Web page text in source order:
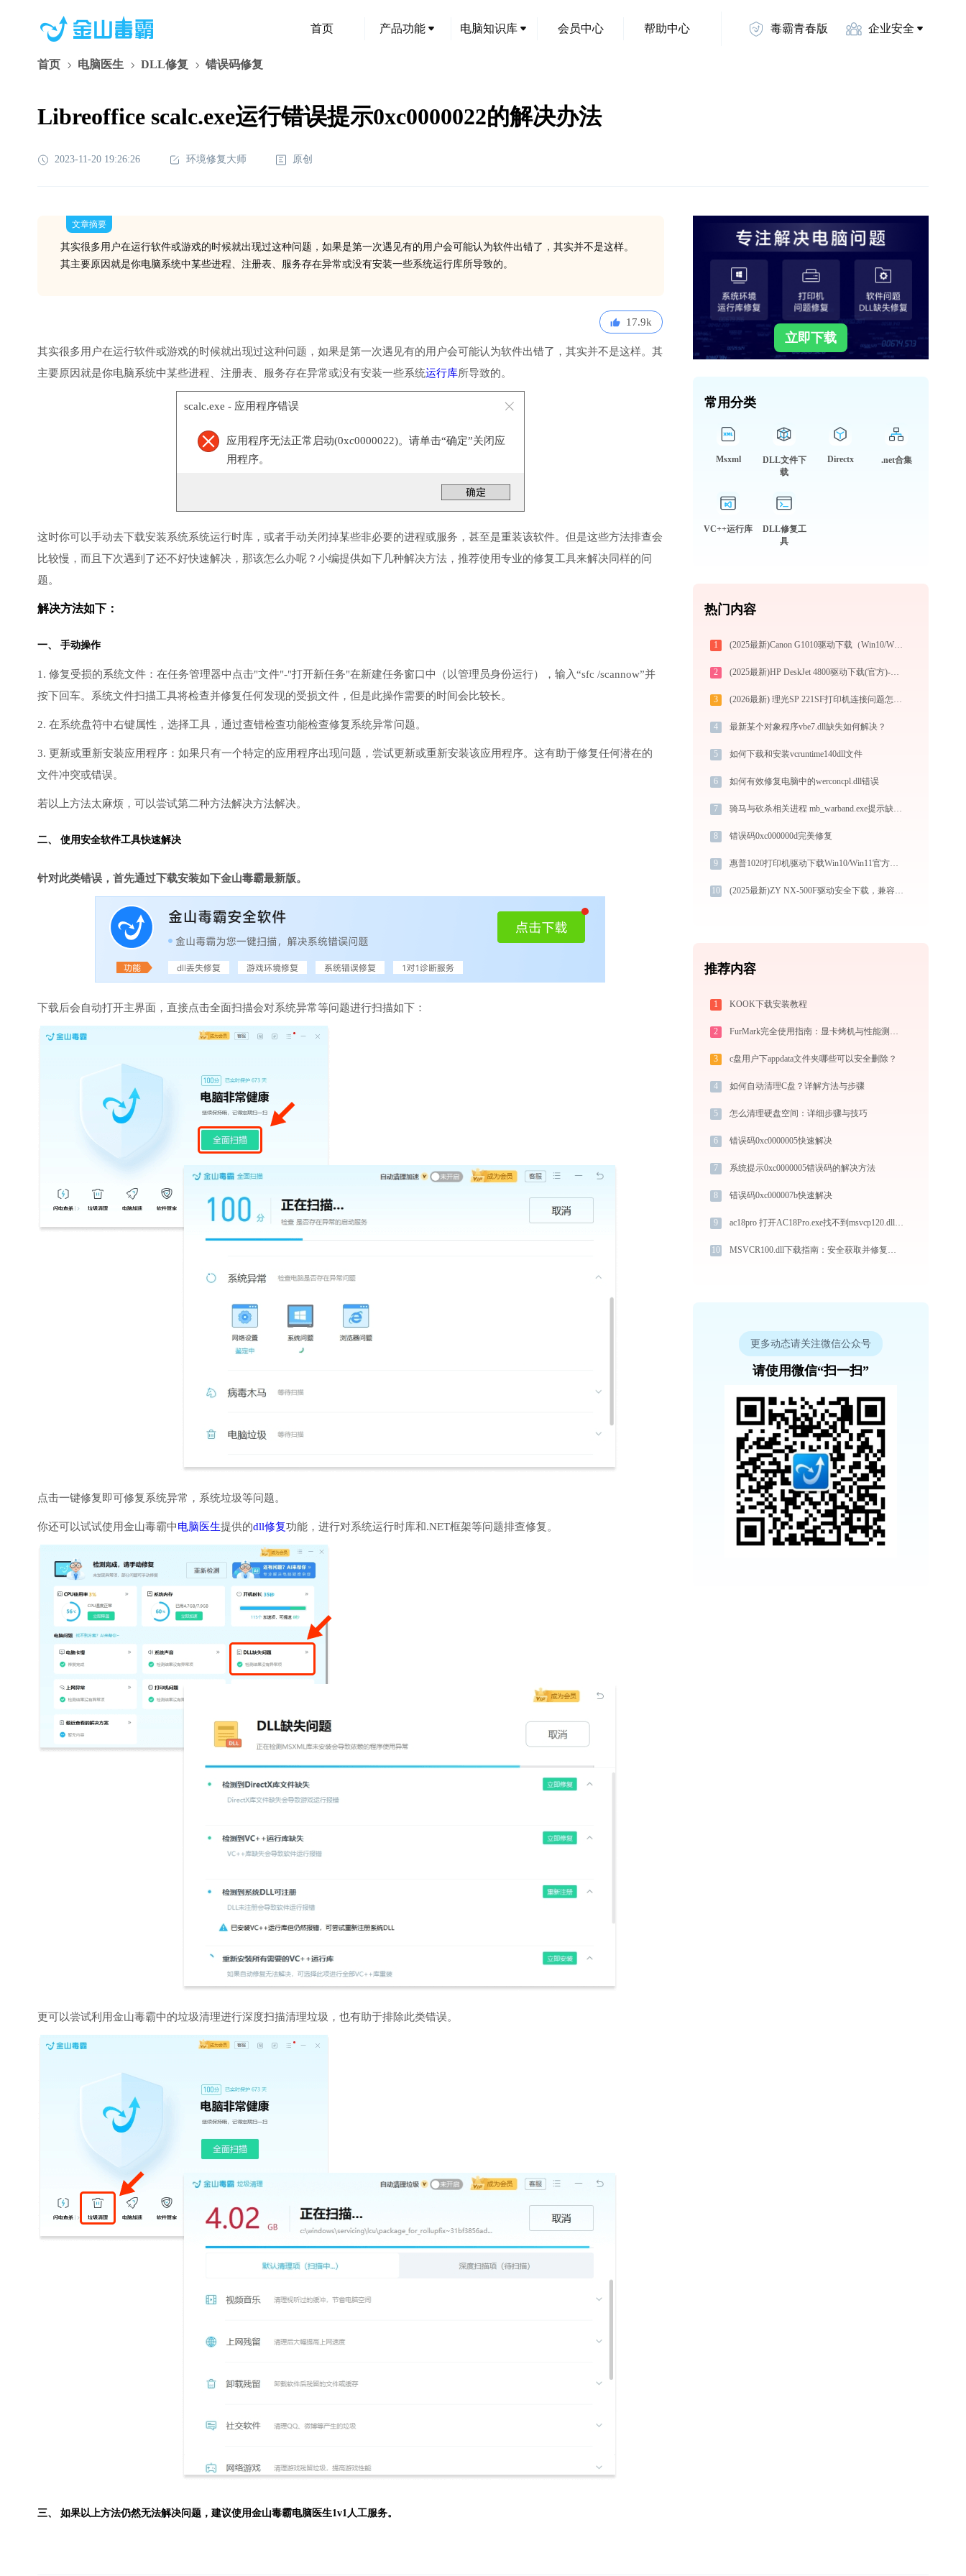
首页 产品功能 电脑知识库 会员中心 帮助中心 毒霸青春版 企业安全
首页 电脑医生 DLL修复 错误码修复
Libreoffice scalc.exe运行错误提示0xc0000022的解决办法
2023-11-20 19:26:26 环境修复大师 原创
文章摘要
其实很多用户在运行软件或游戏的时候就出现过这种问题，如果是第一次遇见有的用户会可能认为软件出错了，其实并不是这样。
其主要原因就是你电脑系统中某些进程、注册表、服务存在异常或没有安装一些系统运行库所导致的。
17.9k
其实很多用户在运行软件或游戏的时候就出现过这种问题，如果是第一次遇见有的用户会可能认为软件出错了，其实并不是这样。其
主要原因就是你电脑系统中某些进程、注册表、服务存在异常或没有安装一些系统运行库所导致的。
scalc.exe - 应用程序错误
应用程序无法正常启动(0xc0000022)。请单击“确定”关闭应
用程序。
这时你可以手动去下载安装系统系统运行时库，或者手动关闭掉某些非必要的进程或服务，甚至是重装该软件。但是这些方法排查会
比较慢，而且下次遇到了还不好快速解决，那该怎么办呢？小编提供如下几种解决方法，推荐使用专业的修复工具来解决同样的问
题。
解决方法如下：
一、 手动操作
1. 修复受损的系统文件：在任务管理器中点击"文件"-"打开新任务"在新建任务窗口中（以管理员身份运行），输入“sfc /scannow”并
按下回车。系统文件扫描工具将检查并修复任何发现的受损文件，但是此操作需要的时间会比较长。
2. 在系统盘符中右键属性，选择工具，通过查错检查功能检查修复系统异常问题。
3. 更新或重新安装应用程序：如果只有一个特定的应用程序出现问题，尝试更新或重新安装该应用程序。这有助于修复任何潜在的
文件冲突或错误。
若以上方法太麻烦，可以尝试第二种方法解决方法解决。
二、 使用安全软件工具快速解决
针对此类错误，首先通过下载安装如下金山毒霸最新版。
下载后会自动打开主界面，直接点击全面扫描会对系统异常等问题进行扫描如下：
点击一键修复即可修复系统异常，系统垃圾等问题。
你还可以试试使用金山毒霸中电脑医生提供的dll修复功能，进行对系统运行时库和.NET框架等问题排查修复。
更可以尝试利用金山毒霸中的垃圾清理进行深度扫描清理垃圾，也有助于排除此类错误。
三、 如果以上方法仍然无法解决问题，建议使用金山毒霸电脑医生1v1人工服务。
立即下载
常用分类
Msxml
DLL文件下
载
Directx .net合集
VC++运行库
DLL修复工
具
热门内容
1 (2025最新)Canon G1010驱动下载（Win10/Win11支持）服务与支持
2 (2025最新)HP DeskJet 4800驱动下载(官方)-支持Win10/Win11
3 (2026最新) 理光SP 221SF打印机连接问题怎么解决？-金山毒霸
4 最新某个对象程序vbe7.dll缺失如何解决？
5 如何下载和安装vcruntime140dll文件
6 如何有效修复电脑中的werconcpl.dll错误
7 骑马与砍杀相关进程 mb_warband.exe提示缺少skinmagic.dll文件的解决办法
8 错误码0xc000000d完美修复
9 惠普1020打印机驱动下载Win10/Win11官方安装图文教程
10 (2025最新)ZY NX-500F驱动安全下载，兼容Win10/Win11官方版
推荐内容
1 KOOK下载安装教程
2 FurMark完全使用指南：显卡烤机与性能测试从入门到精通（2026最新）
3 c盘用户下appdata文件夹哪些可以安全删除？
4 如何自动清理C盘？详解方法与步骤
5 怎么清理硬盘空间：详细步骤与技巧
6 错误码0xc0000005快速解决
7 系统提示0xc0000005错误码的解决方法
8 错误码0xc000007b快速解决
9 ac18pro 打开AC18Pro.exe找不到msvcp120.dll怎么办
10 MSVCR100.dll下载指南：安全获取并修复缺失问题的完整教程
更多动态请关注微信公众号
请使用微信“扫一扫”